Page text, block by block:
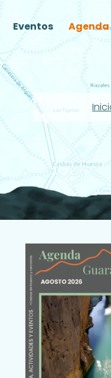
Eventos Agenda